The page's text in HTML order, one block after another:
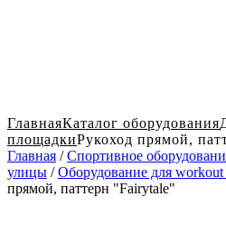
ГлавнаяКаталог оборудования
площадкиРукоход прямой,
Главная /Спортивное
улицы /Оборудование для
прямой, паттерн "Fairytale"